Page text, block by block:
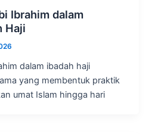
Ibrahim dalam
Haji
dalam ibadah haji
yang membentuk praktik
umat Islam hingga hari